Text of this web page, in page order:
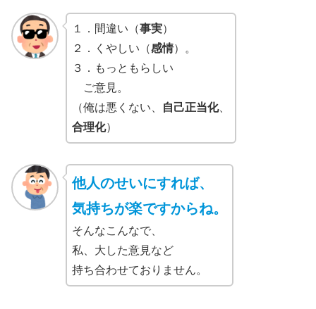
１．間違い（事実）
２．くやしい（感情）。
３．もっともらしい
ご意見。
（俺は悪くない、
自己正当化、
合理化）
他人のせいにすれば、
気持ちが楽ですからね。
そんなこんなで、
私、大した意見など
持ち合わせておりません。